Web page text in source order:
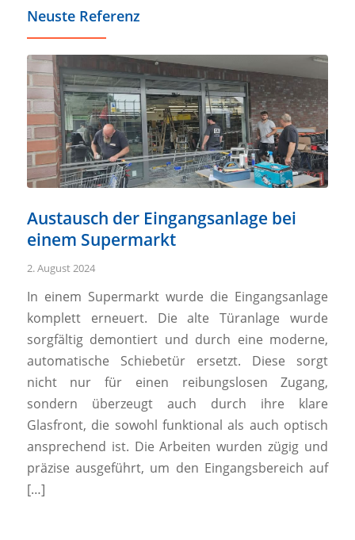
Neuste Referenz
Austausch der Eingangsanlage bei
einem Supermarkt
2. August 2024
In einem Supermarkt wurde die Eingangsanlage
komplett erneuert. Die alte Türanlage wurde
sorgfältig demontiert und durch eine moderne,
automatische Schiebetür ersetzt. Diese sorgt
nicht nur für einen reibungslosen Zugang,
sondern überzeugt auch durch ihre klare
Glasfront, die sowohl funktional als auch optisch
ansprechend ist. Die Arbeiten wurden zügig und
präzise ausgeführt, um den Eingangsbereich auf
[…]